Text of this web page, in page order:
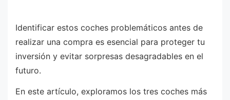
Identificar estos coches problemáticos antes de
realizar una compra es esencial para proteger tu
inversión y evitar sorpresas desagradables en el
futuro.
En este artículo, exploramos los tres coches más